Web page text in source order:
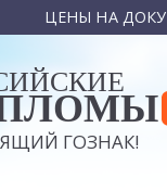
ЦЕНЫ НА
ГОЗНАК!